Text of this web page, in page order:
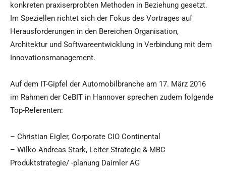
konkreten praxiserprobten Methoden in Beziehung gesetzt.
Im Speziellen richtet sich der Fokus des Vortrages auf
Herausforderungen in den Bereichen Organisation,
Architektur und Softwareentwicklung in Verbindung mit dem
Innovationsmanagement.
Auf dem IT-Gipfel der Automobilbranche am 17. März 2016
im Rahmen der CeBIT in Hannover sprechen zudem folgende
Top-Referenten:
– Christian Eigler, Corporate CIO Continental
– Wilko Andreas Stark, Leiter Strategie & MBC
Produktstrategie/ -planung Daimler AG